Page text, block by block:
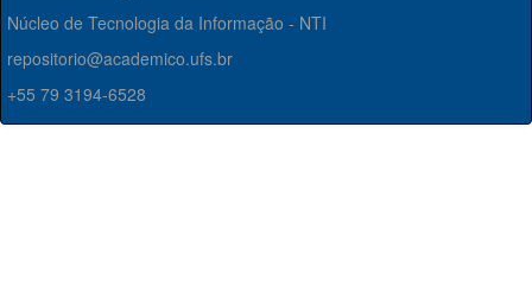
Núcleo de Tecnologia da Informação - NTI
repositorio@academico.ufs.br
+55 79 3194-6528